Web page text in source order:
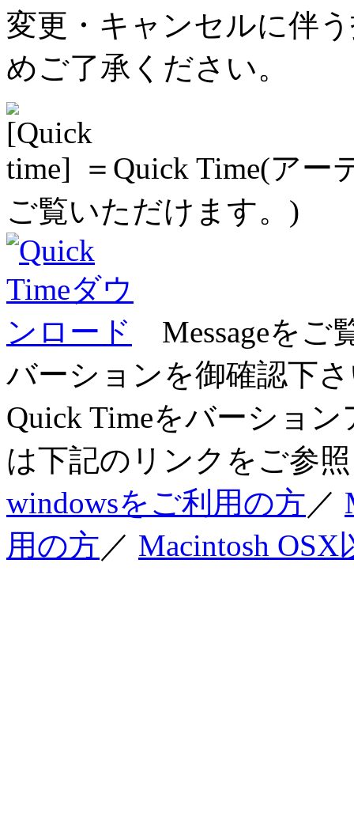
変更・キャンセルに伴
めご了承ください。
＝Quick Time(ア
ご覧いただけます。)
Messageをご
バーションを御確認下
Quick Timeをバーショ
は下記のリンクをご参
windowsをご利用の方／
用の方／ Macintosh